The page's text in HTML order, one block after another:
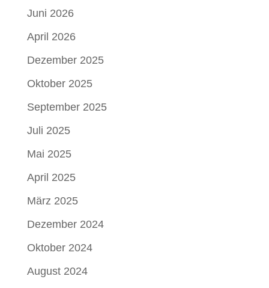
Juni 2026
April 2026
Dezember 2025
Oktober 2025
September 2025
Juli 2025
Mai 2025
April 2025
März 2025
Dezember 2024
Oktober 2024
August 2024